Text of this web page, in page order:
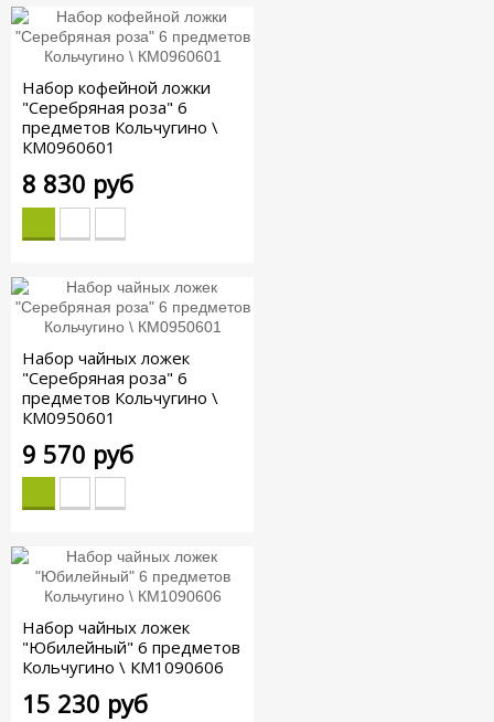
Набор кофейной ложки
"Серебряная роза" 6
предметов Кольчугино \
КМ0960601
8 830 руб
Набор чайных ложек
"Серебряная роза" 6
предметов Кольчугино \
КМ0950601
9 570 руб
Набор чайных ложек
"Юбилейный" 6 предметов
Кольчугино \ КМ1090606
15 230 руб